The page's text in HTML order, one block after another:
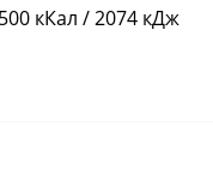
500 кКал / 2074 кДж